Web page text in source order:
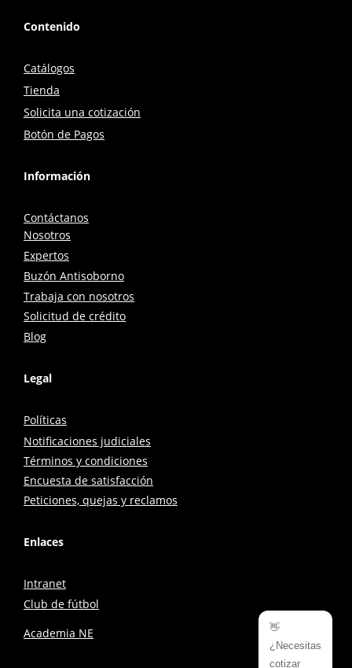
Contenido
Catálogos
Tienda
Solicita una cotización
Botón de Pagos
Información
Contáctanos
Nosotros
Expertos
Buzón Antisoborno
Trabaja con nosotros
Solicitud de crédito
Blog
Legal
Políticas
Notificaciones judiciales
Términos y condiciones
Encuesta de satisfacción
Peticiones, quejas y reclamos
Enlaces
Intranet
Club de fútbol
Academia NE
👋
¿Necesitas
cotizar